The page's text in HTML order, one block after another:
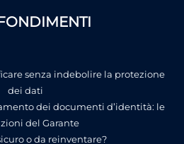
senza indebolire la protezione
dei dati
dei documenti d’identità: le
del Garante
o da reinventare?